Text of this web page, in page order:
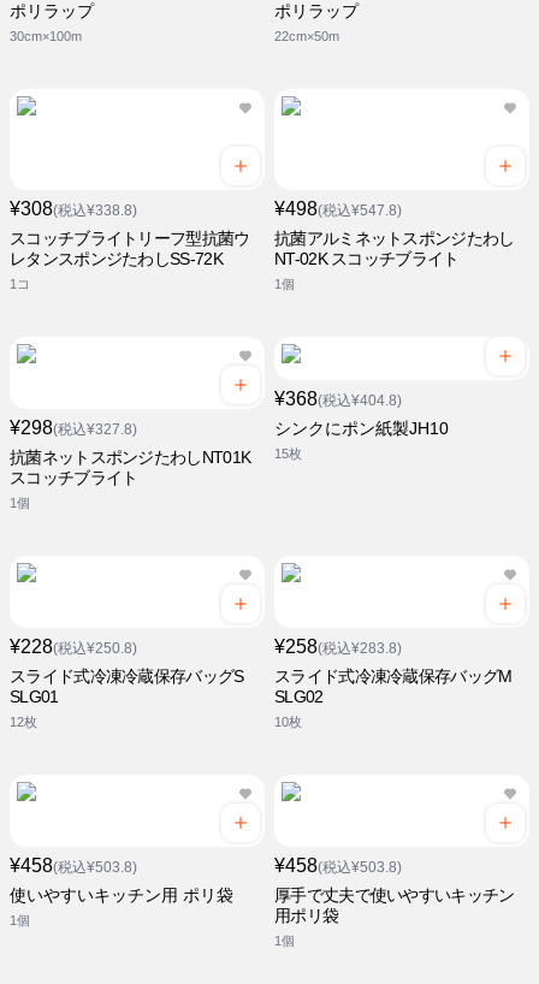
ポリラップ
30cm×100m
ポリラップ
22cm×50m
¥308(税込¥338.8)
スコッチブライトリーフ型抗菌ウ
レタンスポンジたわしSS-72K
1コ
¥498(税込¥547.8)
抗菌アルミネットスポンジたわし
NT-02K スコッチブライト
1個
¥298(税込¥327.8)
抗菌ネットスポンジたわしNT01K
スコッチブライト
1個
¥368(税込¥404.8)
シンクにポン紙製JH10
15枚
¥228(税込¥250.8)
スライド式冷凍冷蔵保存バッグS
SLG01
12枚
¥258(税込¥283.8)
スライド式冷凍冷蔵保存バッグM
SLG02
10枚
¥458(税込¥503.8)
使いやすいキッチン用 ポリ袋
1個
¥458(税込¥503.8)
厚手で丈夫で使いやすいキッチン
用ポリ袋
1個